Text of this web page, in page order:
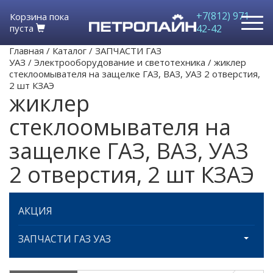
Корзина пока
пуста
+7(812) 971-
42-42
Главная / Каталог / ЗАПЧАСТИ ГАЗ
УАЗ / Электрооборудование и светотехника / жиклер
стеклоомывателя на защелке ГАЗ, ВАЗ, УАЗ 2 отверстия,
2 шт КЗАЭ
жиклер
стеклоомывателя на
защелке ГАЗ, ВАЗ, УАЗ
2 отверстия, 2 шт КЗАЭ
АКЦИЯ
ЗАПЧАСТИ ГАЗ УАЗ